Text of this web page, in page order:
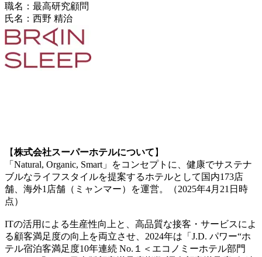
職名：最高研究顧問
氏名：西野 精治
【株式会社スーパーホテルについて 】
「Natural, Organic, Smart」をコンセプトに、健康でサステナ
ブルなライフスタイルを提案するホテルとして国内173店
舗、海外1店舗（ミャンマー）を運営。（2025年4月21日時
点）
ITの活用による生産性向上と、高品質な接客・サービスによ
る顧客満足度の向上を両立させ、2024年は「J.D. パワー“ホ
テル宿泊客満足度10年連続 No.１＜エコノミーホテル部門